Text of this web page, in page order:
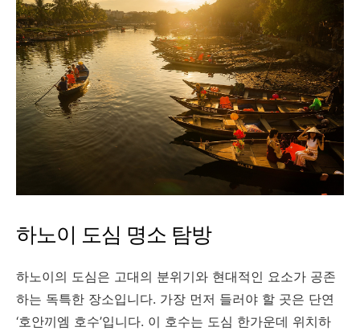
하노이 도심 명소 탐방
하노이의 도심은 고대의 분위기와 현대적인 요소가 공존
하는 독특한 장소입니다. 가장 먼저 들러야 할 곳은 단연
‘호안끼엠 호수’입니다. 이 호수는 도심 한가운데 위치하